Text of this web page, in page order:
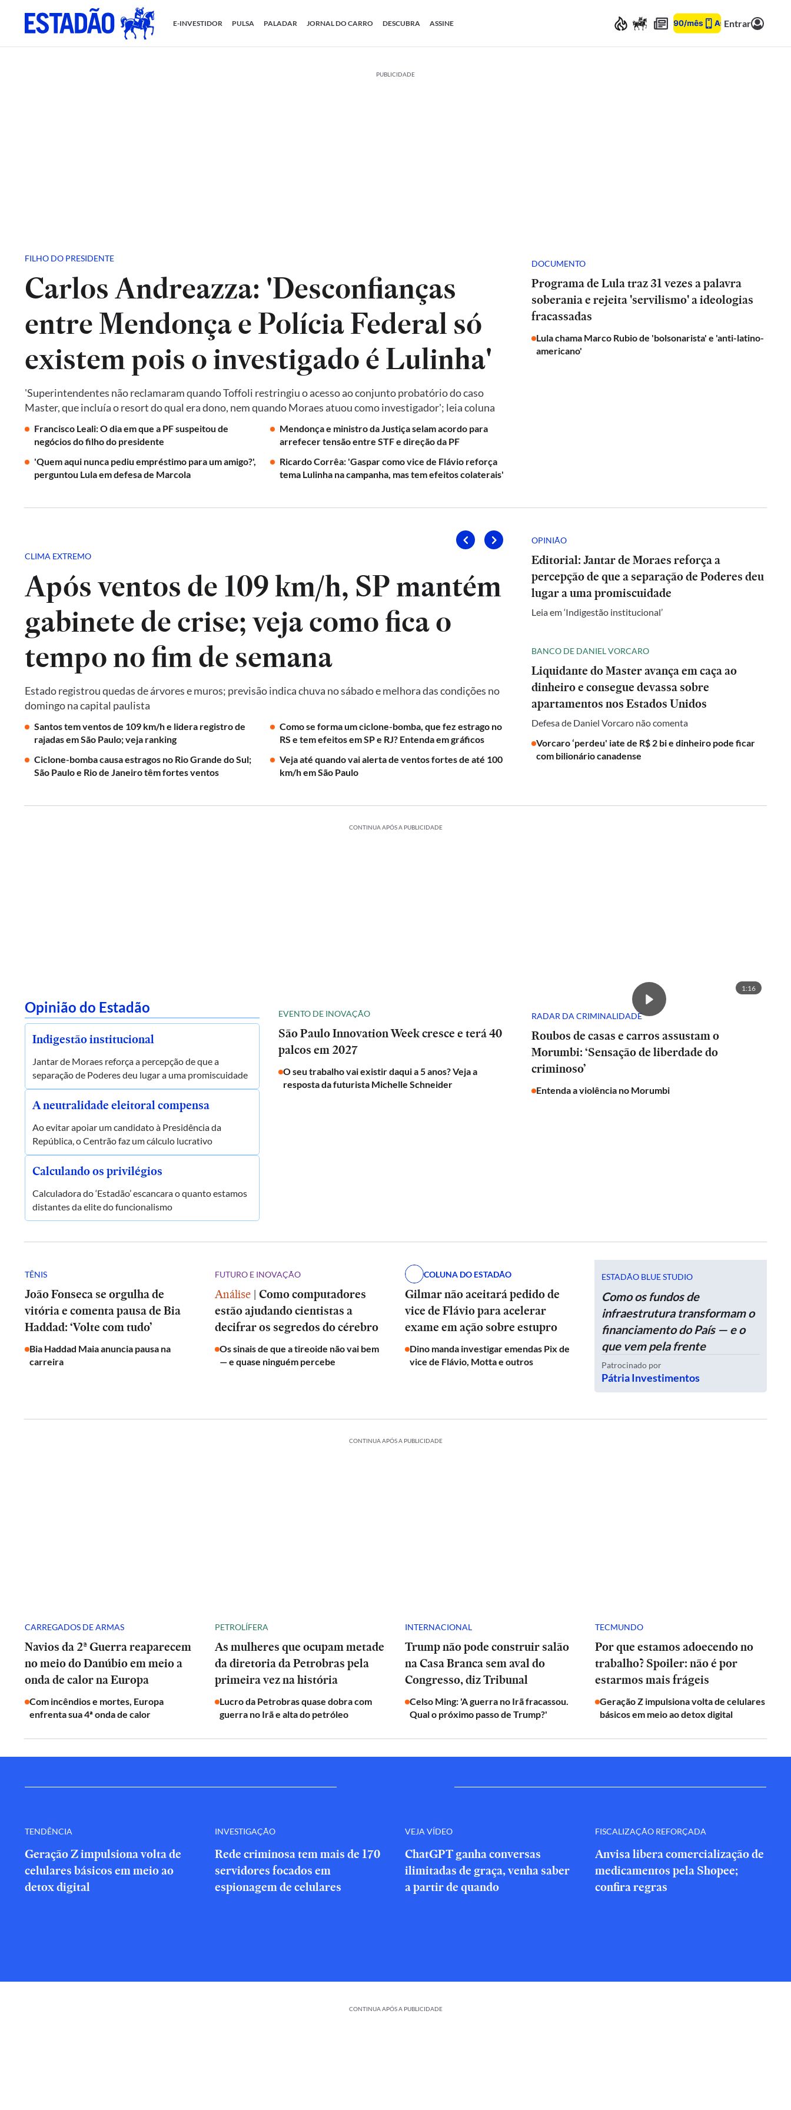
E-INVESTIDOR PULSA PALADAR JORNAL DO CARRO DESCUBRA ASSINE Entrar
PUBLICIDADE
FILHO DO PRESIDENTE
Carlos Andreazza: 'Desconfianças
entre Mendonça e Polícia Federal só
existem pois o investigado é Lulinha'
'Superintendentes não reclamaram quando Toffoli restringiu o acesso ao conjunto probatório do caso
Master, que incluía o resort do qual era dono, nem quando Moraes atuou como investigador'; leia coluna
Francisco Leali: O dia em que a PF suspeitou de
negócios do filho do presidente
Mendonça e ministro da Justiça selam acordo para
arrefecer tensão entre STF e direção da PF
'Quem aqui nunca pediu empréstimo para um amigo?',
perguntou Lula em defesa de Marcola
Ricardo Corrêa: 'Gaspar como vice de Flávio reforça
tema Lulinha na campanha, mas tem efeitos colaterais'
DOCUMENTO
Programa de Lula traz 31 vezes a palavra
soberania e rejeita 'servilismo' a ideologias
fracassadas
Lula chama Marco Rubio de 'bolsonarista' e 'anti-latino-
americano'
CLIMA EXTREMO
Após ventos de 109 km/h, SP mantém
gabinete de crise; veja como fica o
tempo no fim de semana
Estado registrou quedas de árvores e muros; previsão indica chuva no sábado e melhora das condições no
domingo na capital paulista
Santos tem ventos de 109 km/h e lidera registro de
rajadas em São Paulo; veja ranking
Como se forma um ciclone-bomba, que fez estrago no
RS e tem efeitos em SP e RJ? Entenda em gráficos
Ciclone-bomba causa estragos no Rio Grande do Sul;
São Paulo e Rio de Janeiro têm fortes ventos
Veja até quando vai alerta de ventos fortes de até 100
km/h em São Paulo
OPINIÃO
Editorial: Jantar de Moraes reforça a
percepção de que a separação de Poderes deu
lugar a uma promiscuidade
Leia em ‘Indigestão institucional’
BANCO DE DANIEL VORCARO
Liquidante do Master avança em caça ao
dinheiro e consegue devassa sobre
apartamentos nos Estados Unidos
Defesa de Daniel Vorcaro não comenta
Vorcaro ‘perdeu' iate de R$ 2 bi e dinheiro pode ficar
com bilionário canadense
CONTINUA APÓS A PUBLICIDADE
Opinião do Estadão
Indigestão institucional
Jantar de Moraes reforça a percepção de que a
separação de Poderes deu lugar a uma promiscuidade
A neutralidade eleitoral compensa
Ao evitar apoiar um candidato à Presidência da
República, o Centrão faz um cálculo lucrativo
Calculando os privilégios
Calculadora do ‘Estadão’ escancara o quanto estamos
distantes da elite do funcionalismo
EVENTO DE INOVAÇÃO
São Paulo Innovation Week cresce e terá 40
palcos em 2027
O seu trabalho vai existir daqui a 5 anos? Veja a
resposta da futurista Michelle Schneider
1:16
RADAR DA CRIMINALIDADE
Roubos de casas e carros assustam o
Morumbi: ‘Sensação de liberdade do
criminoso’
Entenda a violência no Morumbi
TÊNIS
João Fonseca se orgulha de
vitória e comenta pausa de Bia
Haddad: ‘Volte com tudo’
Bia Haddad Maia anuncia pausa na
carreira
FUTURO E INOVAÇÃO
Análise | Como computadores
estão ajudando cientistas a
decifrar os segredos do cérebro
Os sinais de que a tireoide não vai bem
— e quase ninguém percebe
COLUNA DO ESTADÃO
Gilmar não aceitará pedido de
vice de Flávio para acelerar
exame em ação sobre estupro
Dino manda investigar emendas Pix de
vice de Flávio, Motta e outros
ESTADÃO BLUE STUDIO
Como os fundos de
infraestrutura transformam o
financiamento do País — e o
que vem pela frente
Patrocinado por
Pátria Investimentos
CONTINUA APÓS A PUBLICIDADE
CARREGADOS DE ARMAS
Navios da 2ª Guerra reaparecem
no meio do Danúbio em meio a
onda de calor na Europa
Com incêndios e mortes, Europa
enfrenta sua 4ª onda de calor
PETROLÍFERA
As mulheres que ocupam metade
da diretoria da Petrobras pela
primeira vez na história
Lucro da Petrobras quase dobra com
guerra no Irã e alta do petróleo
INTERNACIONAL
Trump não pode construir salão
na Casa Branca sem aval do
Congresso, diz Tribunal
Celso Ming: 'A guerra no Irã fracassou.
Qual o próximo passo de Trump?'
TECMUNDO
Por que estamos adoecendo no
trabalho? Spoiler: não é por
estarmos mais frágeis
Geração Z impulsiona volta de celulares
básicos em meio ao detox digital
TENDÊNCIA
Geração Z impulsiona volta de
celulares básicos em meio ao
detox digital
INVESTIGAÇÃO
Rede criminosa tem mais de 170
servidores focados em
espionagem de celulares
VEJA VÍDEO
ChatGPT ganha conversas
ilimitadas de graça, venha saber
a partir de quando
FISCALIZAÇÃO REFORÇADA
Anvisa libera comercialização de
medicamentos pela Shopee;
confira regras
CONTINUA APÓS A PUBLICIDADE